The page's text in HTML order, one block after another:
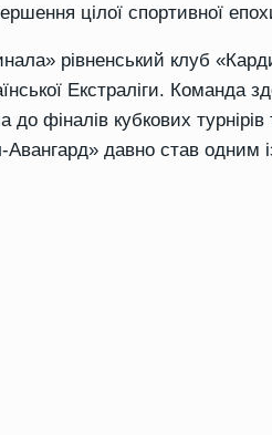
цілої спортивної
рівненський клуб
Екстраліги. Команда
до фіналів кубкових
Авангард» давно став одним